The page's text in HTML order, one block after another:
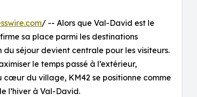
/ -- Alors que Val-David est le
sa place parmi les destinations
du séjour devient centrale pour les visiteurs.
le temps passé à l’extérieur,
cœur du village, KM42 se positionne comme
l’hiver à Val-David.